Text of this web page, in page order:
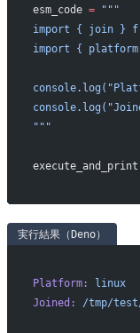
esm_code = """
import { join }
import {
"""
実行結果（Deno）
Platform:
linux
Joined:
/tmp/